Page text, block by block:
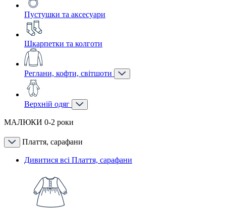
Пустушки та аксесуари
Шкарпетки та колготи
Реглани, кофти, світшоти
Верхній одяг
МАЛЮКИ 0-2 роки
Плаття, сарафани
Дивитися всі Плаття, сарафани